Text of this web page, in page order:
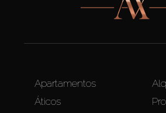
Apartamentos
Áticos